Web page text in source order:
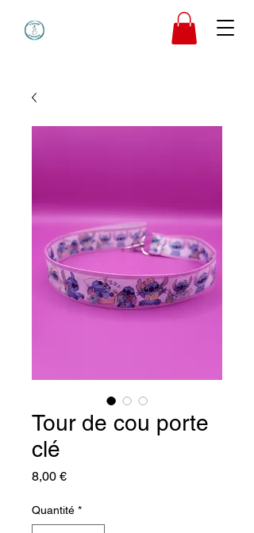
Tour de cou porte
clé
8,00 €Prix
Quantité *